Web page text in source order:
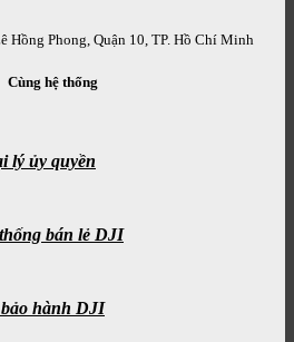
Hồng Phong, Quận 10, TP. Hồ Chí Minh
Cùng hệ thống
lý ủy quyền
bán lẻ DJI
hành DJI